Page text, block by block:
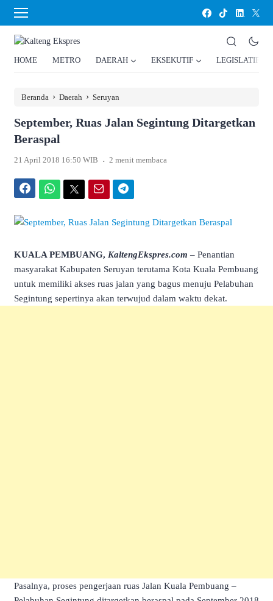
HOME METRO DAERAH EKSEKUTIF LEGISLATIF
Beranda › Daerah › Seruyan
September, Ruas Jalan Segintung Ditargetkan
Beraspal
21 April 2018 16:50 WIB . 2 menit membaca
KUALA PEMBUANG, KaltengEkspres.com – Penantian
masyarakat Kabupaten Seruyan terutama Kota Kuala Pembuang
untuk memiliki akses ruas jalan yang bagus menuju Pelabuhan
Segintung sepertinya akan terwujud dalam waktu dekat.
Pasalnya, proses pengerjaan ruas Jalan Kuala Pembuang –